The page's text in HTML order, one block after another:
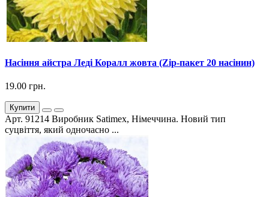
Насіння айстра Леді Коралл жовта (Zip-пакет 20 насінин)
19.00 грн.
Купити
Арт. 91214 Виробник Satimex, Німеччина. Новий тип
суцвіття, який одночасно ...